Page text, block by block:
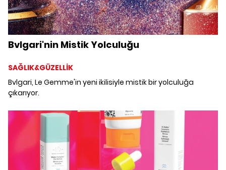
Bvlgari'nin Mistik Yolculuğu
SAĞLIK&GÜZELLİK
Bvlgari, Le Gemme'in yeni ikilisiyle mistik bir yolculuğa
çıkarıyor.